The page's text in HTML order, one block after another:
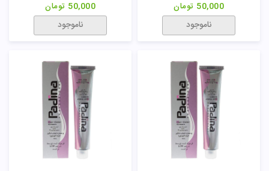
50,000 تومان
ناموجود
50,000 تومان
ناموجود